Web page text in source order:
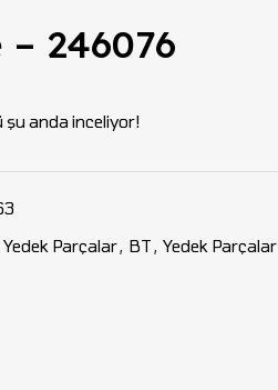
– 246076
şu anda inceliyor!
Yedek Parçalar, BT, Yedek Parçalar